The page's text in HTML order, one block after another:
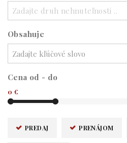
Zadajte druh nehnuteľnosti ..
Obsahuje
Cena od - do
0 €
PREDAJ PRENÁJOM